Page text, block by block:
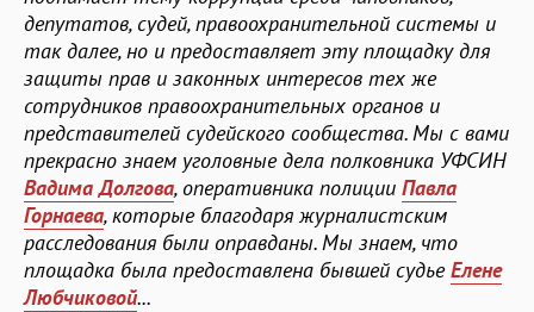
депутатов, судей, правоохранительной системы и
так далее, но и предоставляет эту площадку для
защиты прав и законных интересов тех же
сотрудников правоохранительных органов и
представителей судейского сообщества. Мы с вами
прекрасно знаем уголовные дела полковника УФСИН
Вадима Долгова, оперативника полиции Павла
Горнаева, которые благодаря журналистским
расследования были оправданы. Мы знаем, что
площадка была предоставлена бывшей судьеЕлене
Любчиковой...